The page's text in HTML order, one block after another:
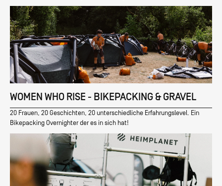
WOMEN WHO RISE - BIKEPACKING & GRAVEL
20 Frauen, 20 Geschichten, 20 unterschiedliche Erfahrungslevel. Ein
Bikepacking Overnighter der es in sich hat!